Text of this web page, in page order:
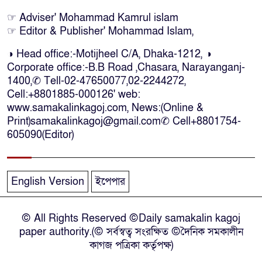
কক্সবাজারে কোস্টগার্ডের অভিযানে
দেশীয় মদসহ আটক-৪
দক্ষিণ আফ্রিকায় দোকানে আগুন, ৬
বাংলাদেশি নিহত
দৃষ্টিপ্রতিবন্ধী শিক্ষার্থী পাশে দাঁড়ালেন
নারায়ণগঞ্জে পুলিশ কর্মকর্তার ঝুলন্ত
মরদেহ উদ্ধার
নারায়ণগঞ্জে চরম গ্যাস সংকটে মুখ
থুবড়ে পড়েছে দেড়শ কলকারখানা
☞ Adviser' Mohammad Kamrul islam
☞ Editor & Publisher' Mohammad Islam,
◑ Head office:-Motijheel C/A, Dhaka-1212, ◑
Corporate office:-B.B Road ,Chasara, Narayanganj-
1400,✆ Tell-02-47650077,02-2244272,
Cell:+8801885-000126' web:
www.samakalinkagoj.com, News:(Online &
Print)samakalinkagoj@gmail.com✆ Cell+8801754-
605090(Editor)
English Version ইপেপার
© All Rights Reserved ©Daily samakalin kagoj
paper authority.(© সর্বস্বত্ব সংরক্ষিত ©দৈনিক সমকালীন
কাগজ পত্রিকা কর্তৃপক্ষ)